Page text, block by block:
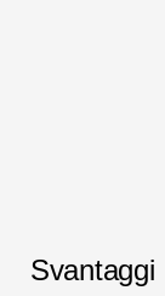
Svantaggi